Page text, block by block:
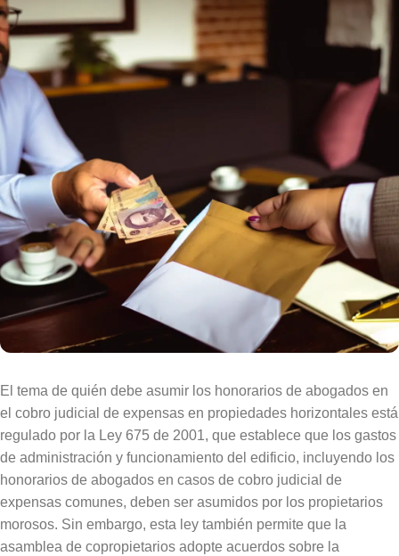
El tema de quién debe asumir los honorarios de abogados en
el cobro judicial de expensas en propiedades horizontales está
regulado por la Ley 675 de 2001, que establece que los gastos
de administración y funcionamiento del edificio, incluyendo los
honorarios de abogados en casos de cobro judicial de
expensas comunes, deben ser asumidos por los propietarios
morosos. Sin embargo, esta ley también permite que la
asamblea de copropietarios adopte acuerdos sobre la